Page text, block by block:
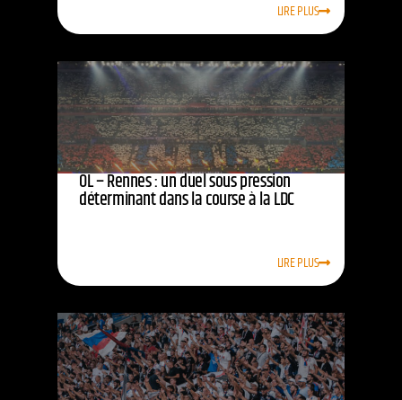
LIRE PLUS
OL – Rennes : un duel sous pression
déterminant dans la course à la LDC
LIRE PLUS